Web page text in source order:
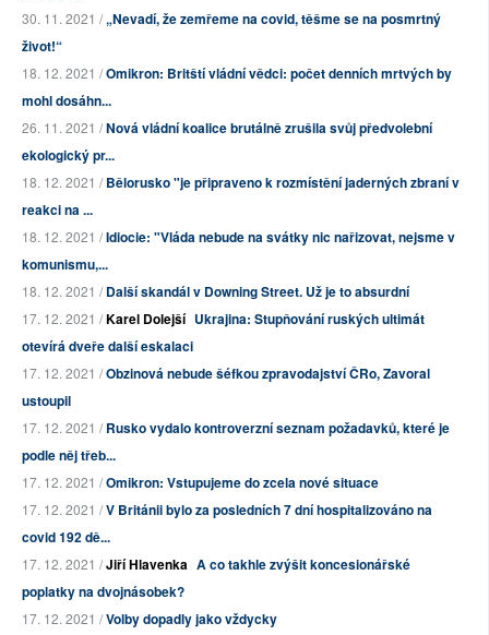
30. 11. 2021 /„Nevadí, že zemřeme na covid, těšme se na posmrtný
život!“
18. 12. 2021 /Omikron: Britští vládní vědci: počet denních mrtvých by
mohl dosáhn...
26. 11. 2021 /Nová vládní koalice brutálně zrušila svůj předvolební
ekologický pr...
18. 12. 2021 /Bělorusko "je připraveno k rozmístění jaderných zbraní v
reakci na ...
18. 12. 2021 /Idiocie: "Vláda nebude na svátky nic nařizovat, nejsme v
komunismu,...
18. 12. 2021 /Další skandál v Downing Street. Už je to absurdní
17. 12. 2021 /Karel Dolejší Ukrajina: Stupňování ruských ultimát
otevírá dveře další eskalaci
17. 12. 2021 /Obzinová nebude šéfkou zpravodajství ČRo, Zavoral
ustoupil
17. 12. 2021 /Rusko vydalo kontroverzní seznam požadavků, které je
podle něj třeb...
17. 12. 2021 /Omikron: Vstupujeme do zcela nové situace
17. 12. 2021 /V Británii bylo za posledních 7 dní hospitalizováno na
covid 192 dě...
17. 12. 2021 /Jiří Hlavenka A co takhle zvýšit koncesionářské
poplatky na dvojnásobek?
17. 12. 2021 /Volby dopadly jako vždycky